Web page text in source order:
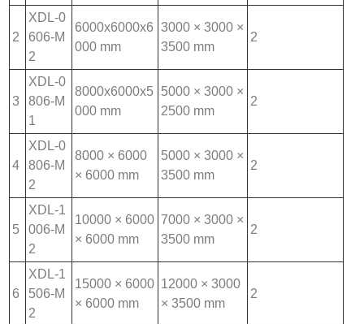
2
XDL-0
606-M
2
6000x6000x6
000 mm
3000 × 3000 ×
3500 mm
2
3
XDL-0
806-M
1
8000x6000x5
000 mm
5000 × 3000 ×
2500 mm
2
4
XDL-0
806-M
2
8000 × 6000
× 6000 mm
5000 × 3000 ×
3500 mm
2
5
XDL-1
006-M
2
10000 × 6000
× 6000 mm
7000 × 3000 ×
3500 mm
2
6
XDL-1
506-M
2
15000 × 6000
× 6000 mm
12000 × 3000
× 3500 mm
2